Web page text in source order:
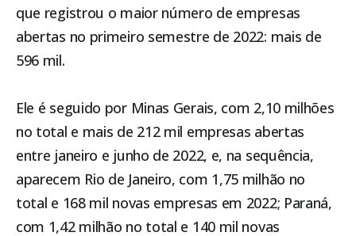
que registrou o maior número de empresas
abertas no primeiro semestre de 2022: mais de
596 mil.
Ele é seguido por Minas Gerais, com 2,10 milhões
no total e mais de 212 mil empresas abertas
entre janeiro e junho de 2022, e, na sequência,
aparecem Rio de Janeiro, com 1,75 milhão no
total e 168 mil novas empresas em 2022; Paraná,
com 1,42 milhão no total e 140 mil novas